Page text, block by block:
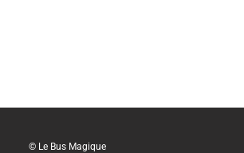
© Le Bus Magique